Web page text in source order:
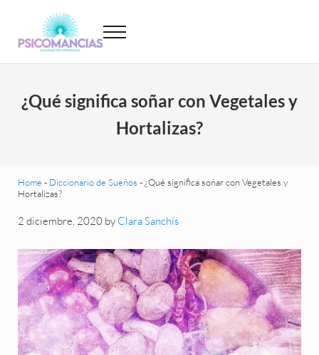
Psicomancias
Menu
¿Qué significa soñar con Vegetales y
Hortalizas?
Home - Diccionario de Sueños -¿Qué significa soñar con Vegetales y
Hortalizas?
2 diciembre, 2020 by Clara Sanchís